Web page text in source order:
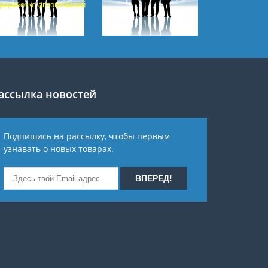
автомобилей
новостей
Подпишись на рассылку, чтобы первым
узнавать о новых товарах.